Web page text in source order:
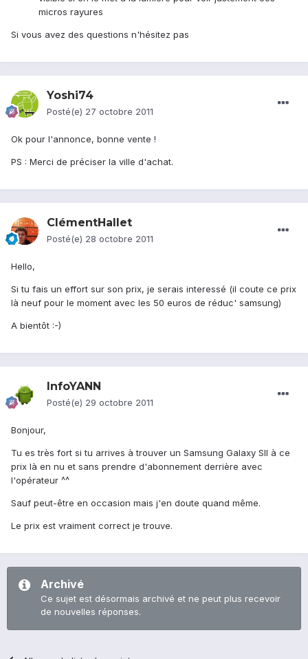
micros rayures
Si vous avez des questions n'hésitez pas
Yoshi74
Posté(e) 27 octobre 2011
Ok pour l'annonce, bonne vente !
PS : Merci de préciser la ville d'achat.
ClémentHallet
Posté(e) 28 octobre 2011
Hello,
Si tu fais un effort sur son prix, je serais interessé (il coute ce prix
là neuf pour le moment avec les 50 euros de réduc' samsung)
A bientôt :-)
InfoYANN
Posté(e) 29 octobre 2011
Bonjour,
Tu es très fort si tu arrives à trouver un Samsung Galaxy SII à ce
prix là en nu et sans prendre d'abonnement derrière avec
l'opérateur ^^
Sauf peut-être en occasion mais j'en doute quand même.
Le prix est vraiment correct je trouve.
Archivé
Ce sujet est désormais archivé et ne peut plus recevoir
de nouvelles réponses.